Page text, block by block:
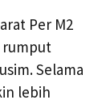
Per M2
rumput
Selama
lebih